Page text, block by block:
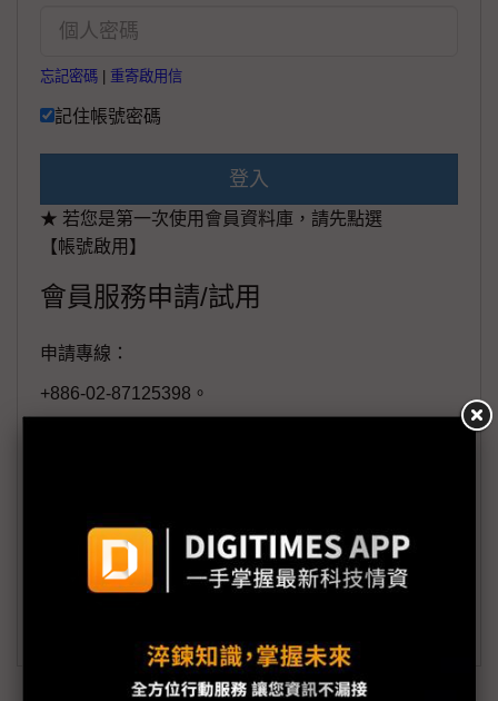
忘記密碼 重寄啟用信
記住帳號密碼
登入
★ 若您是第一次使用會員資料庫，請先點選
【帳號啟用】
會員服務申請/試用
申請專線：
+886-02-87125398。
member@digitimes.com
(一個工作日內將回覆您的來信)